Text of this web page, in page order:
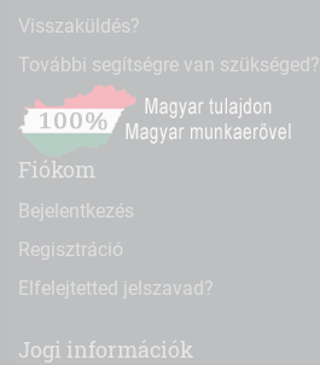
Visszaküldés?
További segítségre van szükséged?
Fiókom
Bejelentkezés
Regisztráció
Elfelejtetted jelszavad?
Jogi információk